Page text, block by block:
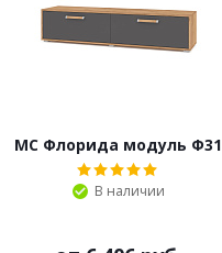
МС Флорида модуль Ф31
В наличии